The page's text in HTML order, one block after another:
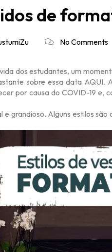
de
No Comments
dos estudantes, um
sobre essa data AQUI.
por causa do COVID-19 e,
grandioso. Alguns estilos